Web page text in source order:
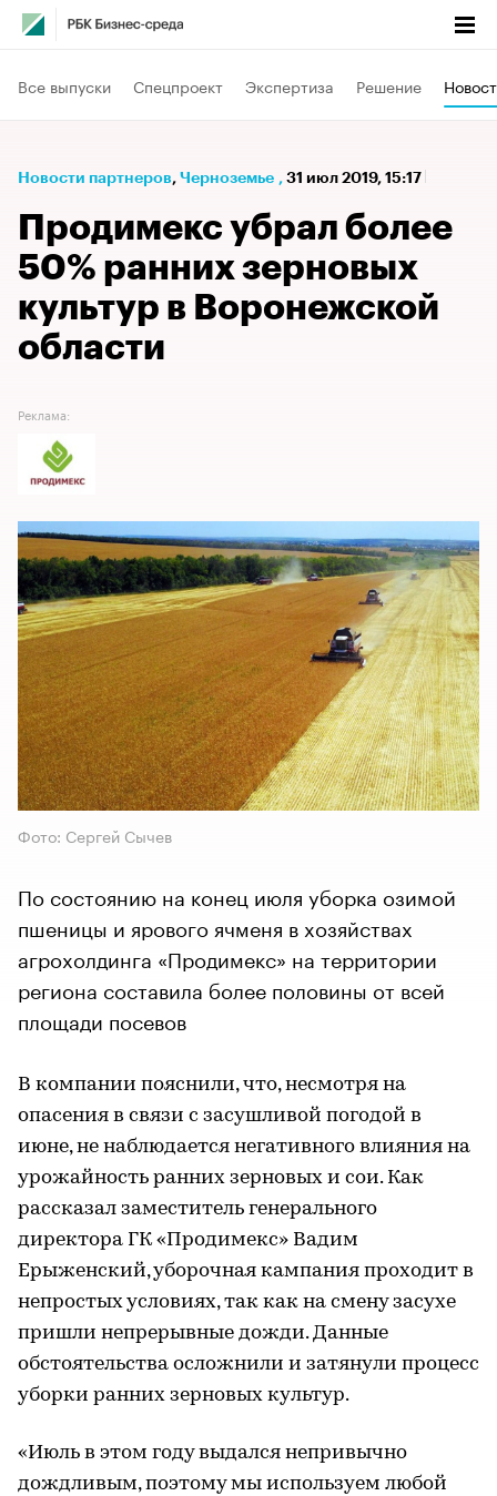
Все выпуски Спецпроект Экспертиза Решение
Новости партнеров⁠, Черноземье , 31 июл 2019, 15:17
Продимекс убрал более
50% ранних зерновых
культур в Воронежской
области
Реклама:
Фото: Сергей Сычев
По состоянию на конец июля уборка озимой
пшеницы и ярового ячменя в хозяйствах
агрохолдинга «Продимекс» на территории
региона составила более половины от всей
площади посевов
В компании пояснили, что, несмотря на
опасения в связи с засушливой погодой в
июне, не наблюдается негативного влияния на
урожайность ранних зерновых и сои. Как
рассказал заместитель генерального
директора ГК «Продимекс» Вадим
Ерыженский, уборочная кампания проходит в
непростых условиях, так как на смену засухе
пришли непрерывные дожди. Данные
обстоятельства осложнили и затянули процесс
уборки ранних зерновых культур.
«Июль в этом году выдался непривычно
дождливым, поэтому мы используем любой